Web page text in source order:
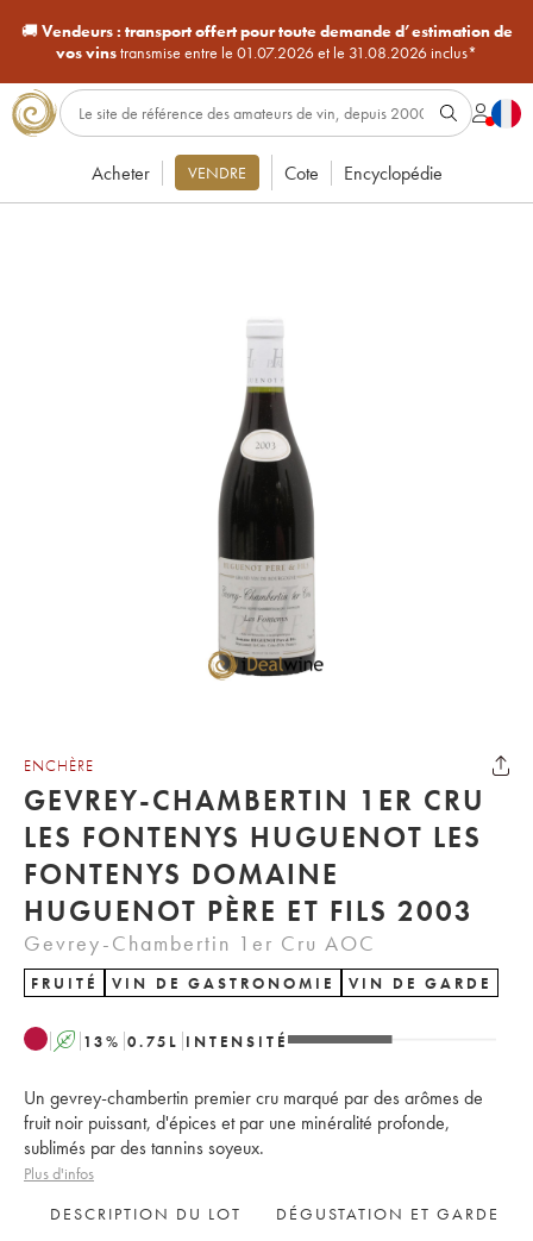
🚚Vendeurs : transport offert pour toute demande d’estimation de
vos vinstransmise entre le 01.07.2026 et le 31.08.2026 inclus*
Acheter VENDRE Cote Encyclopédie
ENCHÈRE
GEVREY-CHAMBERTIN 1ER CRU
LES FONTENYS HUGUENOT LES
FONTENYS DOMAINE
HUGUENOT PÈRE ET FILS 2003
Gevrey-Chambertin 1er Cru AOC
FRUITÉ VIN DE GASTRONOMIE VIN DE GARDE
A 13% 0.75 L INTENSITÉ
Un gevrey-chambertin premier cru marqué par des arômes de
fruit noir puissant, d'épices et par une minéralité profonde,
sublimés par des tannins soyeux.
Plus d'infos
DESCRIPTION DU LOT
DÉGUSTATION ET GARDE